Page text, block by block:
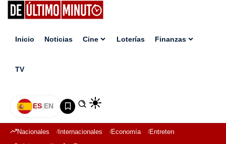
Inicio Noticias Cine Loterías Finanzas
TV
ES|EN
Nacionales Internacionales Economía Entretenimiento